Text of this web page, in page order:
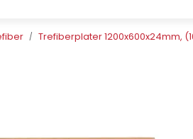
Trefiberplater 1200x600x24mm,